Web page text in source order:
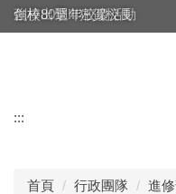
創校80週年校慶活動
強棒出擊!!!狂賀校長
:::
首頁 行政團隊 進